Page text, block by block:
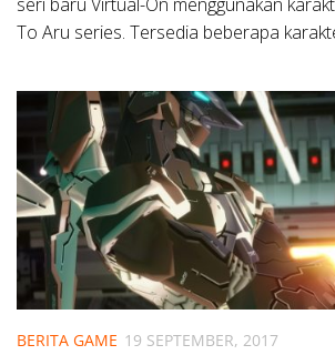
To Aru series. Tersedia beberapa
BERITA GAME 19 SEPTEMBER, 2017